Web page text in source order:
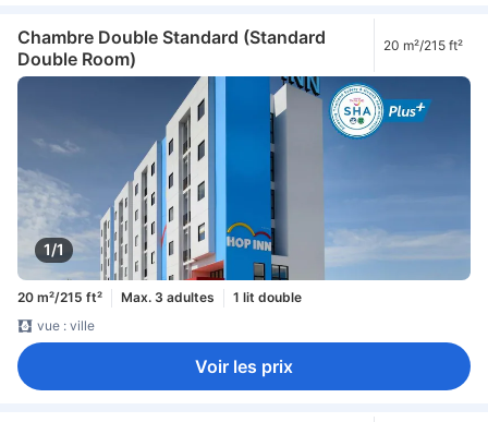
Chambre Double Standard (Standard
Double Room)
20 m²/215 ft²
1/1
20 m²/215 ft² Max. 3 adultes
1 lit double
vue : ville
Voir les prix